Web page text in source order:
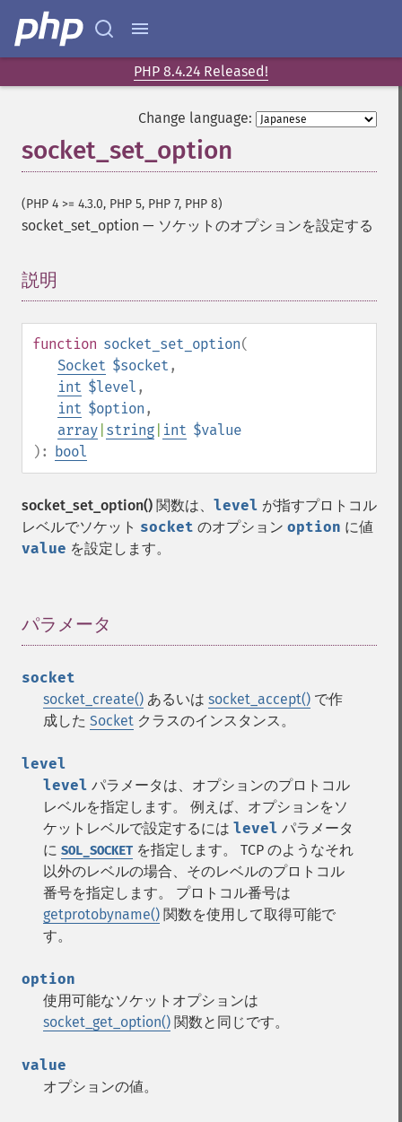
PHP 8.4.24 Released!
Change language:
socket_set_option
(PHP 4 >= 4.3.0, PHP 5, PHP 7, PHP 8)
socket_set_option — ソケットのオプションを設定する
説明
function socket_set_option(
Socket $socket ,
int $level ,
int $option ,
array string int $value
): bool
socket_set_option() 関数は、 level が指すプロトコル
レベルでソケット socket のオプション option に値
value を設定します。
パラメータ
socket
socket_create() あるいは socket_accept() で作
成した Socket クラスのインスタンス。
level
level パラメータは、オプションのプロトコル
レベルを指定します。 例えば、オプションをソ
ケットレベルで設定するには level パラメータ
に SOL_SOCKET を指定します。 TCP のようなそれ
以外のレベルの場合、そのレベルのプロトコル
番号を指定します。 プロトコル番号は
getprotobyname() 関数を使用して取得可能で
す。
option
使用可能なソケットオプションは
socket_get_option() 関数と同じです。
value
オプションの値。